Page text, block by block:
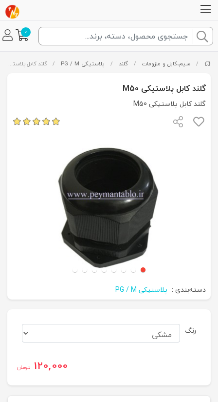
0
/ سیم،کابل و ملزومات / گلند / پلاستیکی PG / M / گلند کابل پلاستیکی M50
گلند کابل پلاستیکی M50
گلند کابل پلاستیکی M50
دسته‌بندی : پلاستیکی PG / M
رنگ
120,000 تومان